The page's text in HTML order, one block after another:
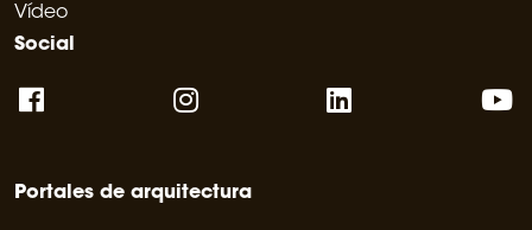
Vídeo
Social
Portales de arquitectura